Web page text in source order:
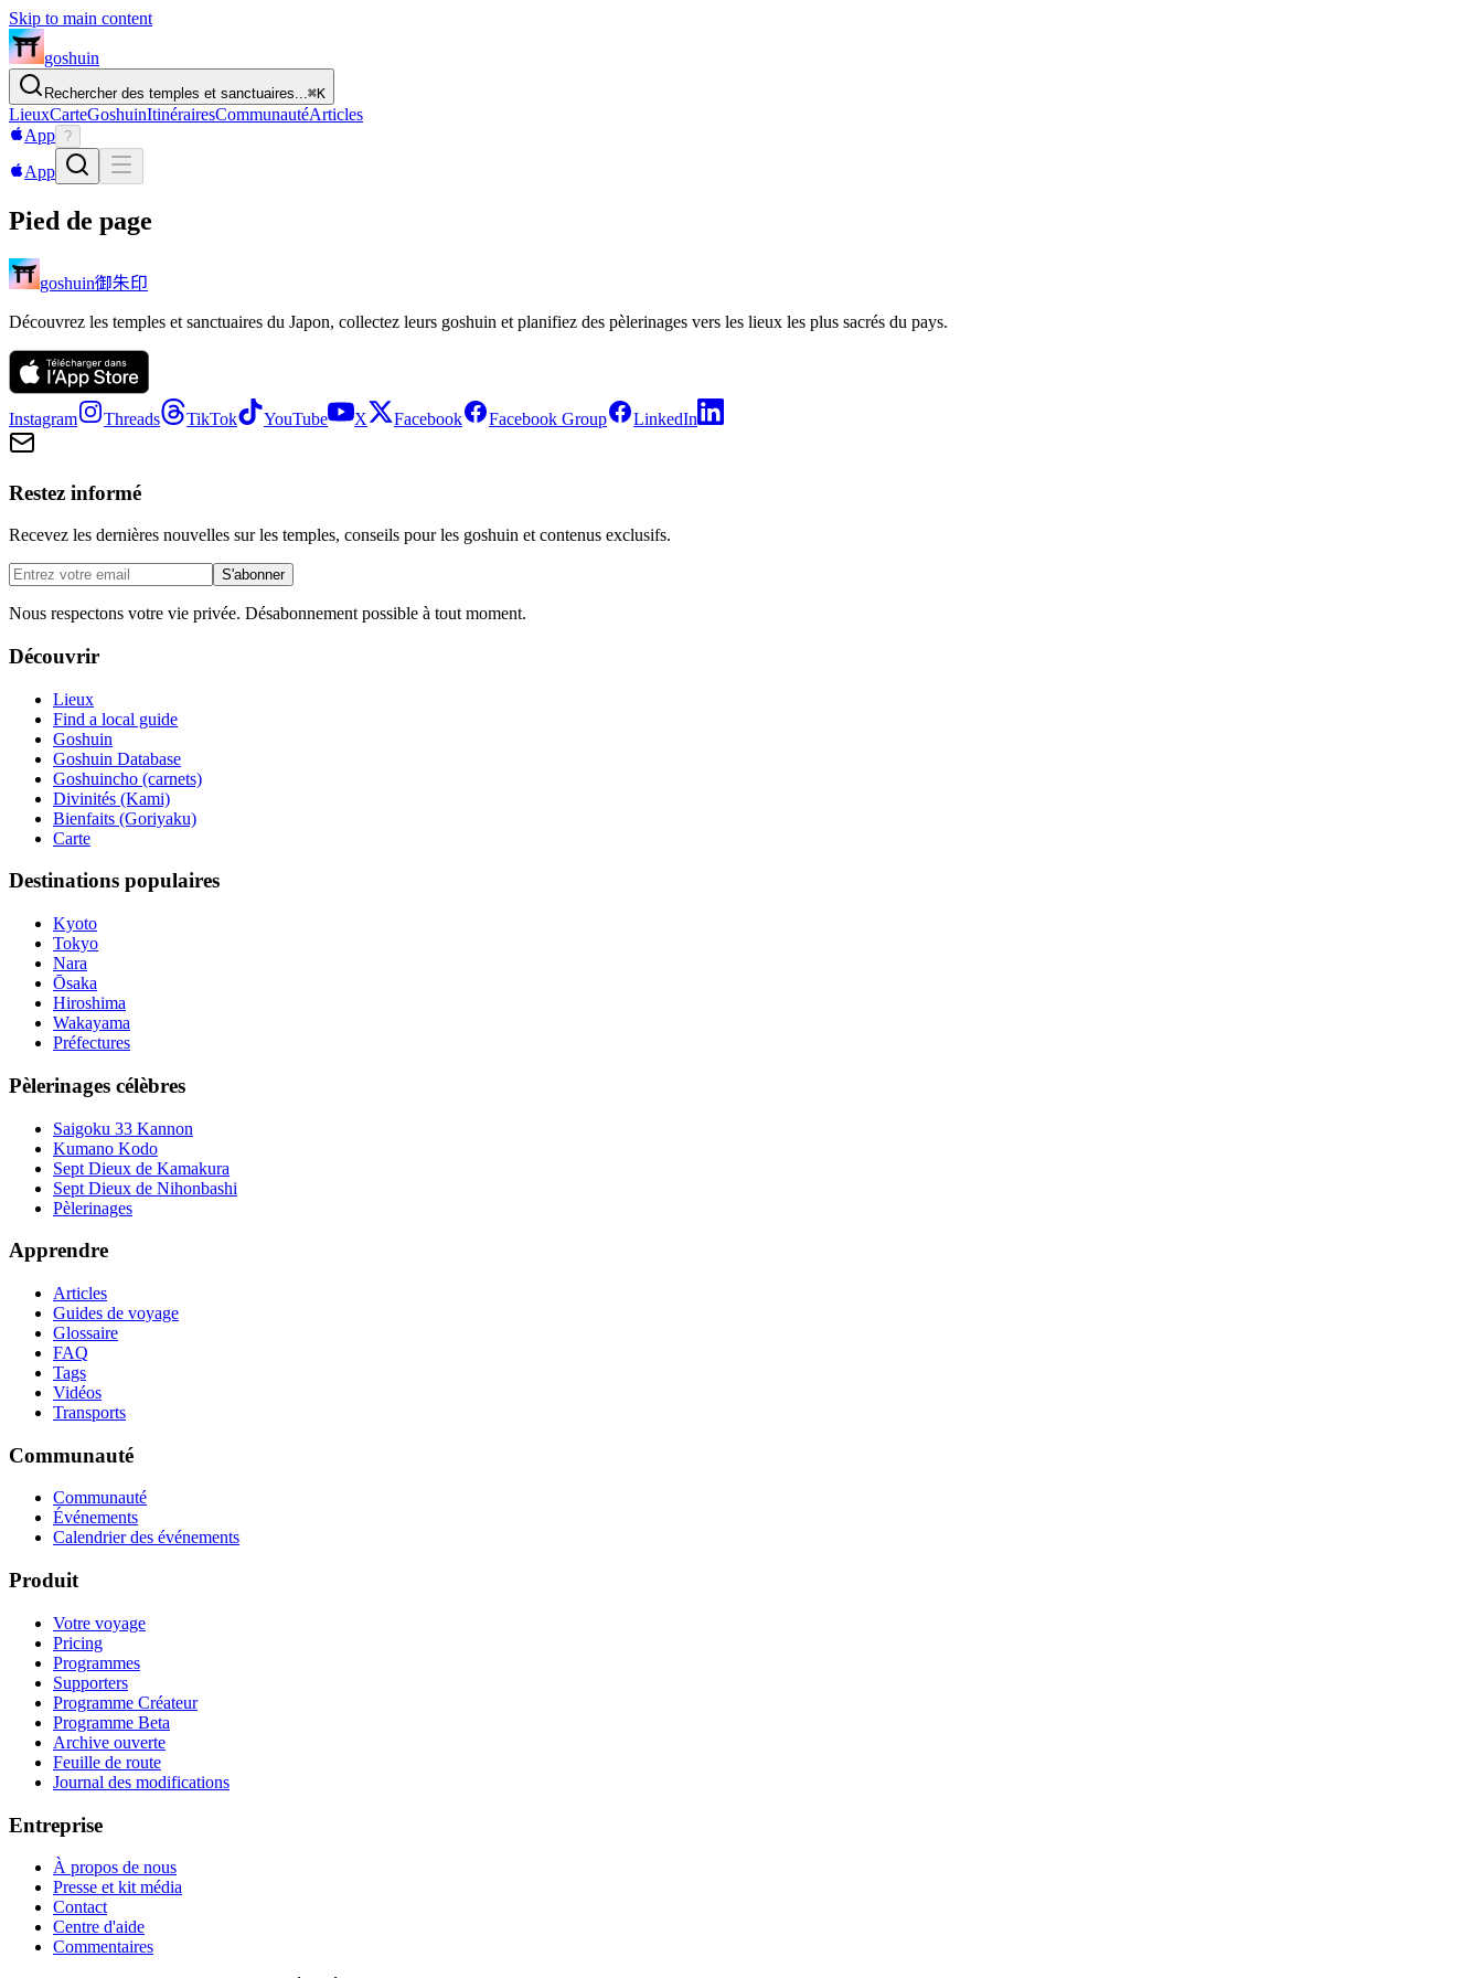
Skip to main content
goshuin
Rechercher des temples et sanctuaires...⌘K
LieuxCarteGoshuinItinérairesCommunautéArticles
App ?
App
Pied de page
goshuin御朱印
Découvrez les temples et sanctuaires du Japon, collectez leurs goshuin et planifiez des pèlerinages vers les lieux les plus sacrés du pays.
Instagram Threads TikTok YouTube X Facebook Facebook Group LinkedIn
Restez informé
Recevez les dernières nouvelles sur les temples, conseils pour les goshuin et contenus exclusifs.
S'abonner
Nous respectons votre vie privée. Désabonnement possible à tout moment.
Découvrir
Lieux
Find a local guide
Goshuin
Goshuin Database
Goshuincho (carnets)
Divinités (Kami)
Bienfaits (Goriyaku)
Carte
Destinations populaires
Kyoto
Tokyo
Nara
Ōsaka
Hiroshima
Wakayama
Préfectures
Pèlerinages célèbres
Saigoku 33 Kannon
Kumano Kodo
Sept Dieux de Kamakura
Sept Dieux de Nihonbashi
Pèlerinages
Apprendre
Articles
Guides de voyage
Glossaire
FAQ
Tags
Vidéos
Transports
Communauté
Communauté
Événements
Calendrier des événements
Produit
Votre voyage
Pricing
Programmes
Supporters
Programme Créateur
Programme Beta
Archive ouverte
Feuille de route
Journal des modifications
Entreprise
À propos de nous
Presse et kit média
Contact
Centre d'aide
Commentaires